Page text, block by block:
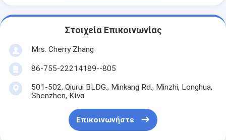
Στοιχεία Επικοινωνίας
Mrs. Cherry Zhang
86-755-22214189--805
501-502, Qiurui BLDG., Minkang Rd., Minzhi, Longhua,
Shenzhen, Κίνα
Επικοινωνήστε